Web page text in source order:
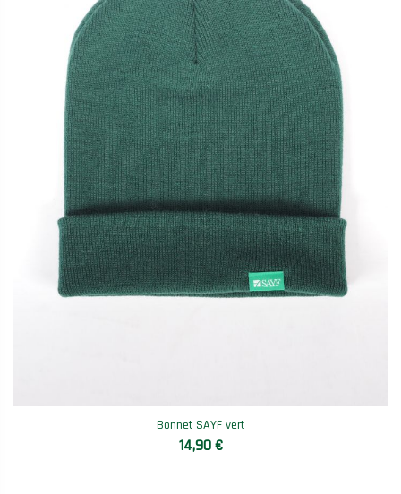
Bonnet SAYF vert
14,90 €